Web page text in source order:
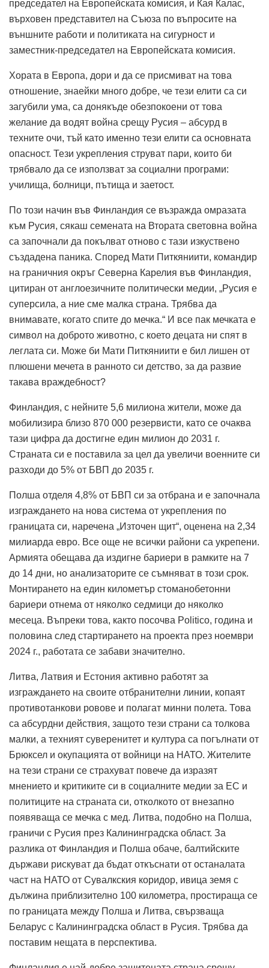
председател на Европейската комисия, и Кая Калас,
върховен представител на Съюза по въпросите на
външните работи и политиката на сигурност и
заместник-председател на Европейската комисия.
Хората в Европа, дори и да се присмиват на това
отношение, знаейки много добре, че тези елити са си
загубили ума, са донякъде обезпокоени от това
желание да водят война срещу Русия – абсурд в
техните очи, тъй като именно тези елити са основната
опасност. Тези укрепления струват пари, които би
трябвало да се използват за социални програми:
училища, болници, пътища и заетост.
По този начин във Финландия се възражда омразата
към Русия, сякаш семената на Втората световна война
са започнали да покълват отново с тази изкуствено
създадена паника. Според Мати Питкяниити, командир
на граничния окръг Северна Карелия във Финландия,
цитиран от англоезичните политически медии, „Русия е
суперсила, а ние сме малка страна. Трябва да
внимавате, когато спите до мечка.“ И все пак мечката е
символ на доброто животно, с което децата ни спят в
леглата си. Може би Мати Питкяниити е бил лишен от
плюшени мечета в ранното си детство, за да развие
такава враждебност?
Финландия, с нейните 5,6 милиона жители, може да
мобилизира близо 870 000 резервисти, като се очаква
тази цифра да достигне един милион до 2031 г.
Страната си е поставила за цел да увеличи военните си
разходи до 5% от БВП до 2035 г.
Полша отделя 4,8% от БВП си за отбрана и е започнала
изграждането на нова система от укрепления по
границата си, наречена „Източен щит“, оценена на 2,34
милиарда евро. Все още не всички райони са укрепени.
Армията обещава да издигне бариери в рамките на 7
до 14 дни, но анализаторите се съмняват в този срок.
Монтирането на един километър стоманобетонни
бариери отнема от няколко седмици до няколко
месеца. Въпреки това, както посочва Politico, година и
половина след стартирането на проекта през ноември
2024 г., работата се забави значително.
Литва, Латвия и Естония активно работят за
изграждането на своите отбранителни линии, копаят
противотанкови ровове и полагат минни полета. Това
са абсурдни действия, защото тези страни са толкова
малки, а техният суверенитет и култура са погълнати от
Брюксел и окупацията от войници на НАТО. Жителите
на тези страни се страхуват повече да изразят
мнението и критиките си в социалните медии за ЕС и
политиците на страната си, отколкото от внезапно
появяваща се мечка с мед. Литва, подобно на Полша,
граничи с Русия през Калининградска област. За
разлика от Финландия и Полша обаче, балтийските
държави рискуват да бъдат откъснати от останалата
част на НАТО от Сувалкския коридор, ивица земя с
дължина приблизително 100 километра, простираща се
по границата между Полша и Литва, свързваща
Беларус с Калининградска област в Русия. Трябва да
поставим нещата в перспектива.